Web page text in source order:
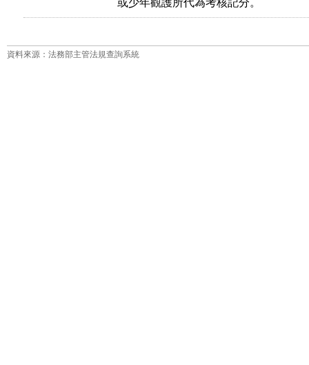
或少年觀護所代為考核記分。
資料來源：法務部主管法規查詢系統